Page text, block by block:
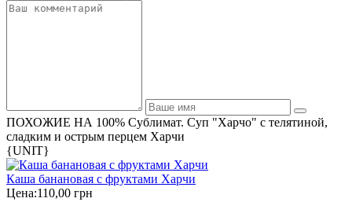
ПОХОЖИЕ НА 100% Сублимат. Суп "Харчо" с телятиной,
сладким и острым перцем Харчи
{UNIT}
Каша банановая с фруктами Харчи
Цена:110,00 грн